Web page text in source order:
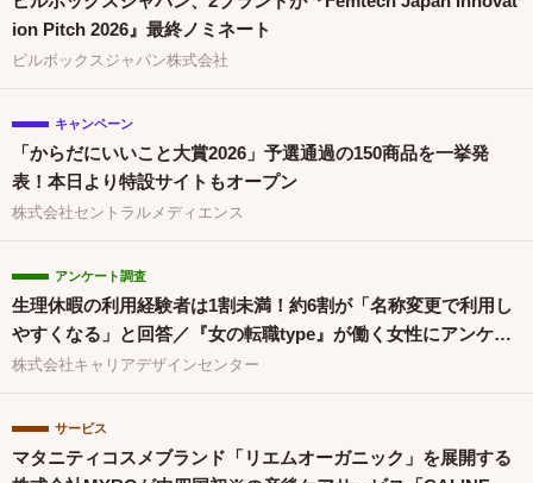
ion Pitch 2026』最終ノミネート
ピルボックスジャパン株式会社
キャンペーン
「からだにいいこと大賞2026」予選通過の150商品を一挙発
表！本日より特設サイトもオープン
株式会社セントラルメディエンス
アンケート調査
生理休暇の利用経験者は1割未満！約6割が「名称変更で利用し
やすくなる」と回答／『女の転職type』が働く女性にアンケー
ト【第134回】
株式会社キャリアデザインセンター
サービス
マタニティコスメブランド「リエムオーガニック」を展開する